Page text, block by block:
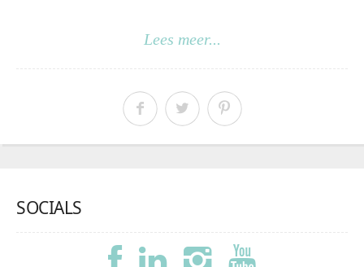
Lees meer...
SOCIALS